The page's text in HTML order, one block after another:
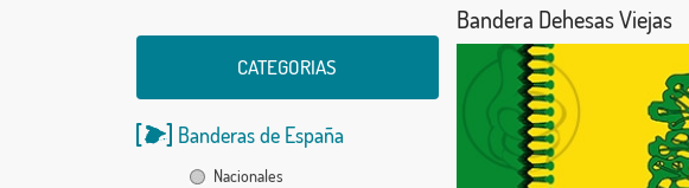
CATEGORIAS
Banderas de España
Nacionales
Bandera Dehesas Viejas